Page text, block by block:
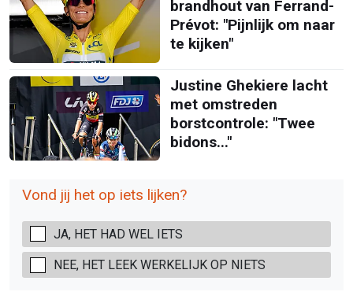
brandhout van Ferrand-
Prévot: "Pijnlijk om naar
te kijken"
Justine Ghekiere lacht
met omstreden
borstcontrole: "Twee
bidons..."
Vond jij het op iets lijken?
JA, HET HAD WEL IETS
NEE, HET LEEK WERKELIJK OP NIETS